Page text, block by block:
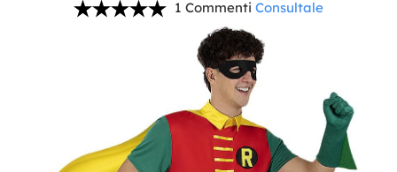
1 Commenti Consultale